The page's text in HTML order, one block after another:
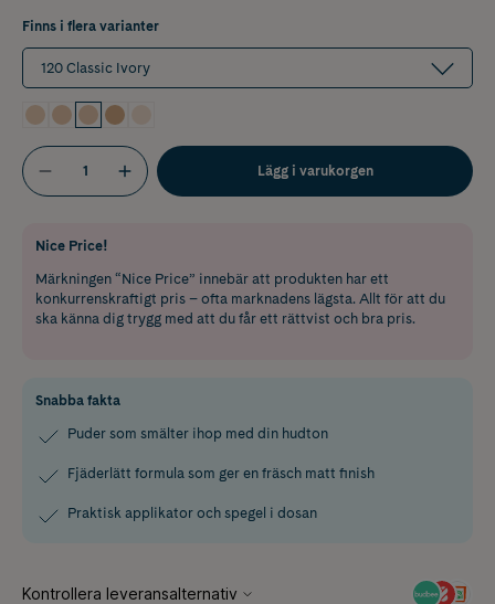
Finns i flera varianter
120 Classic Ivory
Lägg i varukorgen
Nice Price!
Märkningen “Nice Price” innebär att produkten har ett
konkurrenskraftigt pris – ofta marknadens lägsta. Allt för att du
ska känna dig trygg med att du får ett rättvist och bra pris.
Snabba fakta
Puder som smälter ihop med din hudton
Fjäderlätt formula som ger en fräsch matt finish
Praktisk applikator och spegel i dosan